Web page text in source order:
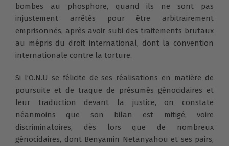
bombes au phosphore, quand ils ne sont pas
injustement arrêtés pour être arbitrairement
emprisonnés, après avoir subi des traitements brutaux
au mépris du droit international, dont la convention
internationale contre la torture.
Si l’O.N.U se félicite de ses réalisations en matière de
poursuite et de traque de présumés génocidaires et
leur traduction devant la justice, on constate
néanmoins que son bilan est mitigé, voire
discriminatoires, dès lors que de nombreux
génocidaires, dont Benyamin Netanyahou et ses pairs,